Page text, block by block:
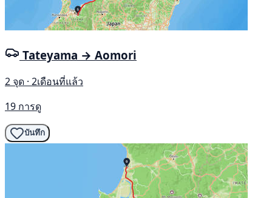
Tateyama → Aomori
2 จุด · 2เดือนที่แล้ว
19 การดู
บันทึก